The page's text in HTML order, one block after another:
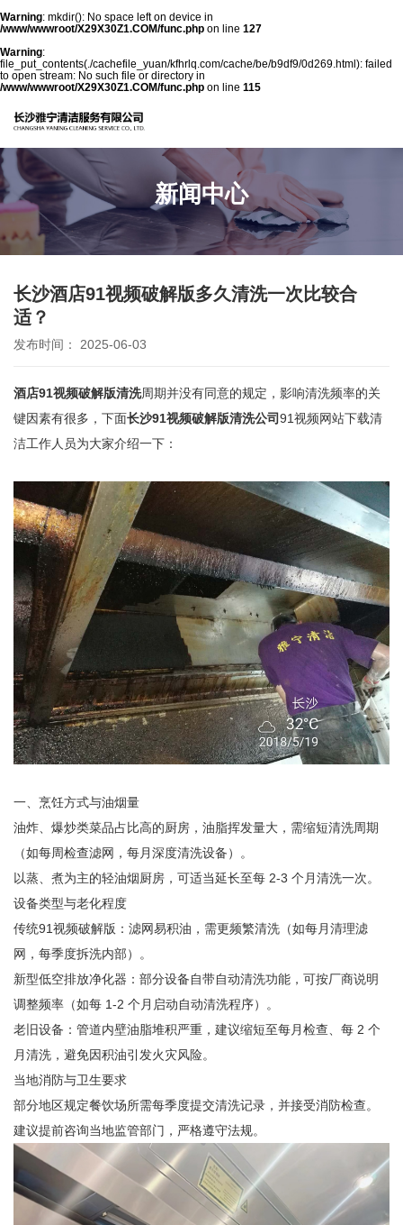
Warning: mkdir(): No space left on device in
/www/wwwroot/X29X30Z1.COM/func.php on line 127
Warning:
file_put_contents(./cachefile_yuan/kfhrlq.com/cache/be/b9df9/0d269.html): failed
to open stream: No such file or directory in
/www/wwwroot/X29X30Z1.COM/func.php on line 115
新闻中心
长沙酒店91视频破解版多久清洗一次比较合
适？
发布时间： 2025-06-03
酒店91视频破解版清洗周期并没有同意的规定，影响清洗频率的关
键因素有很多，下面长沙91视频破解版清洗公司91视频网站下载清
洁工作人员为大家介绍一下：
一、烹饪方式与油烟量
油炸、爆炒类菜品占比高的厨房，油脂挥发量大，需缩短清洗周期
（如每周检查滤网，每月深度清洗设备）。
以蒸、煮为主的轻油烟厨房，可适当延长至每 2-3 个月清洗一次。
设备类型与老化程度
传统91视频破解版：滤网易积油，需更频繁清洗（如每月清理滤
网，每季度拆洗内部）。
新型低空排放净化器：部分设备自带自动清洗功能，可按厂商说明
调整频率（如每 1-2 个月启动自动清洗程序）。
老旧设备：管道内壁油脂堆积严重，建议缩短至每月检查、每 2 个
月清洗，避免因积油引发火灾风险。
当地消防与卫生要求
部分地区规定餐饮场所需每季度提交清洗记录，并接受消防检查。
建议提前咨询当地监管部门，严格遵守法规。